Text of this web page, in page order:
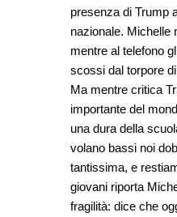
presenza di Trump
nazionale. Michelle
mentre al telefono
scossi dal torpore
Ma mentre critica
importante del
una dura della
volano bassi noi
tantissima, e
giovani riporta
fragilità: dice che